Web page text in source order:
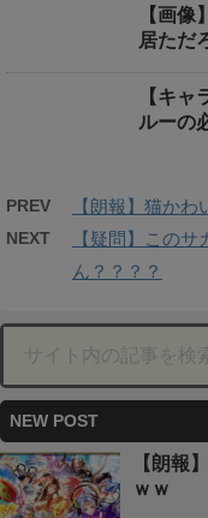
【画
居ただ
【キ
ルーの
PREV 【朗報】猫か
NEXT
【疑問】この
ん？？？？
NEW POST
【朗報
ｗｗ